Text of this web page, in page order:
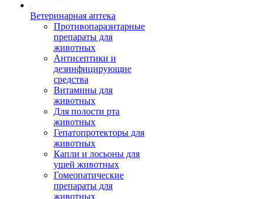
Ветеринарная аптека
Противопаразитарные
препараты для
животных
Антисептики и
дезинфицирующие
средства
Витамины для
животных
Для полости рта
животных
Гепатопротекторы для
животных
Капли и лосьоны для
ушей животных
Гомеопатические
препараты для
животных